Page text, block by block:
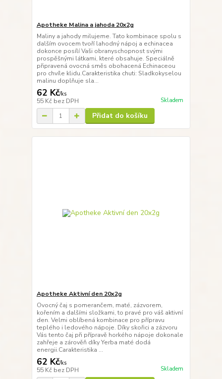
Apotheke Malina a jahoda 20x2g
Maliny a jahody milujeme. Tato kombinace spolu s
dalším ovocem tvoří lahodný nápoj a echinacea
dokonce posílí Vaši obranyschopnost svými
prospěšnými látkami, které obsahuje. Speciálně
připravená ovocná směs obohacená Echinaceou
pro chvíle klidu.Carakteristika chuti: Sladkokyselou
malinu doplňuje sla...
62 Kč/ks
55 Kč bez DPH Skladem
Přidat do košíku
Apotheke Aktivní den 20x2g
Ovocný čaj s pomerančem, maté, zázvorem,
kořením a dalšími složkami, to pravé pro váš aktivní
den. Velmi oblíbená kombinace pro přípravu
teplého i ledového nápoje. Díky skořici a zázvoru
Vás tento čaj při přípravě horkého nápoje dokonale
zahřeje a zárověň díky Yerba maté dodá
energii.Carakteristika ...
62 Kč/ks
55 Kč bez DPH Skladem